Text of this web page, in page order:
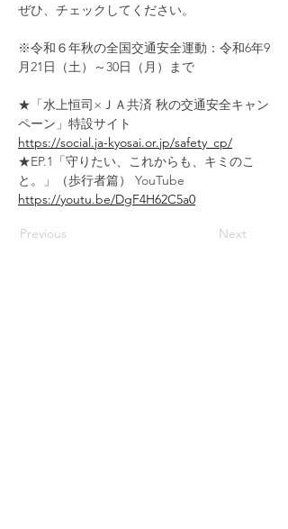
ぜひ、チェックしてください。
※令和６年秋の全国交通安全運動：令和6年9
月21日（土）～30日（月）まで
★「水上恒司×ＪＡ共済 秋の交通安全キャン
ペーン」特設サイト
https://social.ja-kyosai.or.jp/safety_cp/
★EP.1「守りたい、これからも、キミのこ
と。」（歩行者篇） YouTube
https://youtu.be/DgF4H62C5a0
Previous Next